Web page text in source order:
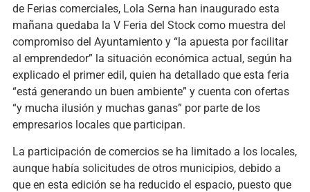
de Ferias comerciales, Lola Serna han inaugurado esta
mañana quedaba la V Feria del Stock como muestra del
compromiso del Ayuntamiento y “la apuesta por facilitar
al emprendedor” la situación económica actual, según ha
explicado el primer edil, quien ha detallado que esta feria
“está generando un buen ambiente” y cuenta con ofertas
“y mucha ilusión y muchas ganas” por parte de los
empresarios locales que participan.
La participación de comercios se ha limitado a los locales,
aunque había solicitudes de otros municipios, debido a
que en esta edición se ha reducido el espacio, puesto que